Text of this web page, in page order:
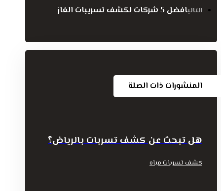
التاليافضل 5 شركات لكشف تسريبات الغاز
المنشورات ذات الصلة
هل تبحث عن كشف تسربات بالرياض؟
كشف تسربات مياه